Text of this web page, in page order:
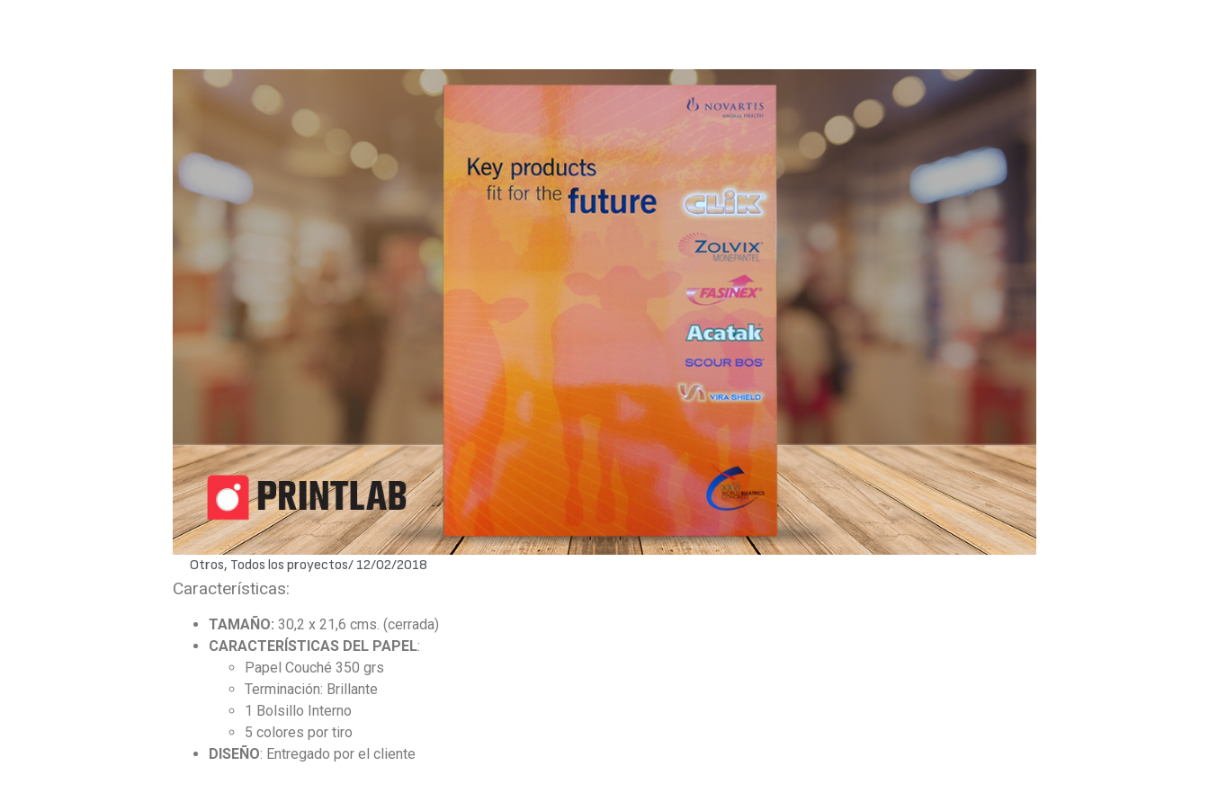
Otros, Todos los proyectos/ 12/02/2018
Características:
TAMAÑO: 30,2 x 21,6 cms. (cerrada)
CARACTERÍSTICAS DEL PAPEL:
Papel Couché 350 grs
Terminación: Brillante
1 Bolsillo Interno
5 colores por tiro
DISEÑO: Entregado por el cliente